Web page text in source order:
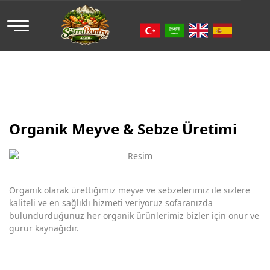
Organik Meyve & Sebze Üretimi
Organik olarak ürettiğimiz meyve ve sebzelerimiz ile sizlere
kaliteli ve en sağlıklı hizmeti veriyoruz sofaranızda
bulundurduğunuz her organik ürünlerimiz bizler için onur ve
gurur kaynağıdır.